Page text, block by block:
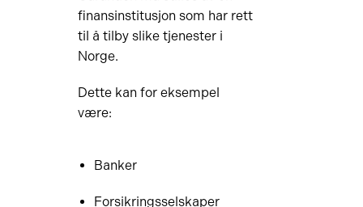
finansinstitusjon som har rett
til å tilby slike tjenester i
Norge.
Dette kan for eksempel
være:
Banker
Forsikringsselskaper